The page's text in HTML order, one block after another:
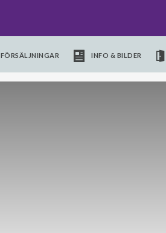
FÖRSÄLJNINGAR INFO & BILDER